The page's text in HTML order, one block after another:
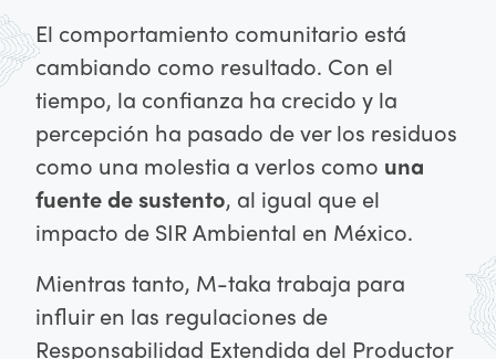
El comportamiento comunitario está
cambiando como resultado. Con el
tiempo, la confianza ha crecido y la
percepción ha pasado de ver los residuos
como una molestia a verlos como una
fuente de sustento, al igual que el
impacto de SIR Ambiental en México.
Mientras tanto, M-taka trabaja para
influir en las regulaciones de
Responsabilidad Extendida del Productor